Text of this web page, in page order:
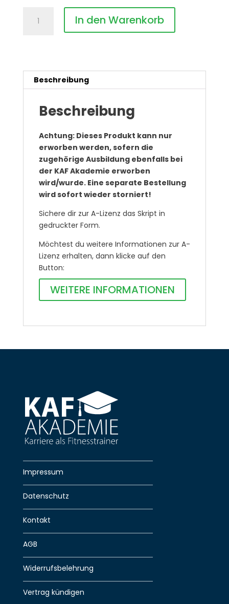
Lizenz
In den Warenkorb
Beschreibung
Beschreibung
Achtung: Dieses Produkt kann nur
erworben werden, sofern die
zugehörige Ausbildung ebenfalls bei
der KAF Akademie erworben
wird/wurde. Eine separate Bestellung
wird sofort wieder storniert!
Sichere dir zur A-Lizenz das Skript in
gedruckter Form.
Möchtest du weitere Informationen zur A-
Lizenz erhalten, dann klicke auf den
Button:
WEITERE INFORMATIONEN
Impressum
Datenschutz
Kontakt
AGB
Widerrufsbelehrung
Vertrag kündigen